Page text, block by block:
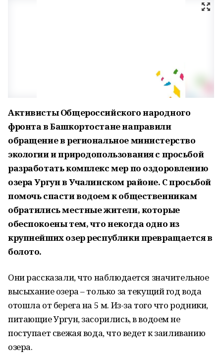
Активисты Общероссийского народного
фронта в Башкортостане направили
обращение в региональное министерство
экологии и природопользования с просьбой
разработать комплекс мер по оздоровлению
озера Ургун в Учалинском районе. С просьбой
помочь спасти водоем к общественникам
обратились местные жители, которые
обеспокоены тем, что некогда одно из
крупнейших озер республики превращается в
болото.
Они рассказали, что наблюдается значительное
высыхание озера – только за текущий год вода
отошла от берега на 5 м. Из-за того что родники,
питающие Ургун, засорились, в водоем не
поступает свежая вода, что ведет к заиливанию
озера.